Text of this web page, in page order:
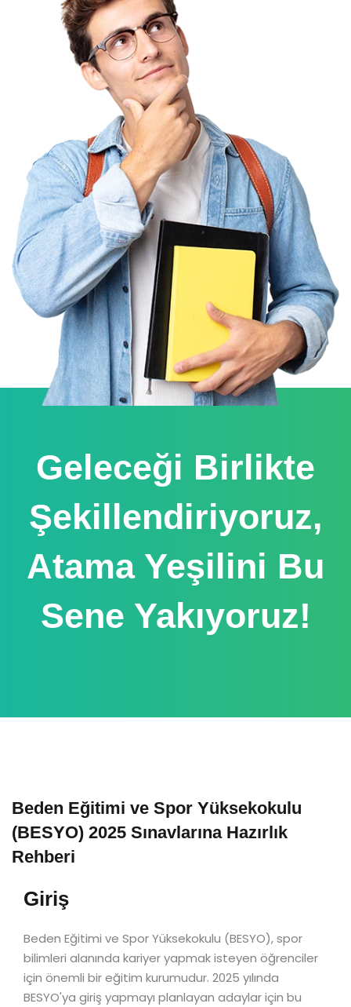
Geleceği Birlikte
Şekillendiriyoruz,
Atama Yeşilini Bu
Sene Yakıyoruz!
Beden Eğitimi ve Spor Yüksekokulu
(BESYO) 2025 Sınavlarına Hazırlık
Rehberi
Giriş
Beden Eğitimi ve Spor Yüksekokulu (BESYO), spor
bilimleri alanında kariyer yapmak isteyen öğrenciler
için önemli bir eğitim kurumudur. 2025 yılında
BESYO'ya giriş yapmayı planlayan adaylar için bu